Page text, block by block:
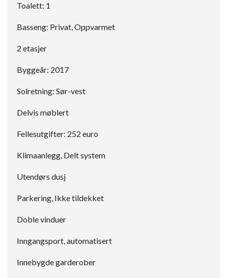
Toalett: 1
Basseng: Privat, Oppvarmet
2 etasjer
Byggeår: 2017
Solretning: Sør-vest
Delvis møblert
Fellesutgifter: 252 euro
Klimaanlegg, Delt system
Utendørs dusj
Parkering, Ikke tildekket
Doble vinduer
Inngangsport, automatisert
Innebygde garderober